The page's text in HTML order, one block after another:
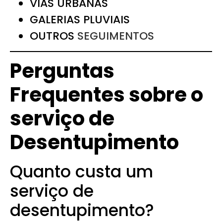
GALERIAS PLUVIAIS
OUTROS SEGUIMENTOS
Perguntas
Frequentes sobre o
serviço de
Desentupimento
Quanto custa um
serviço de
desentupimento?